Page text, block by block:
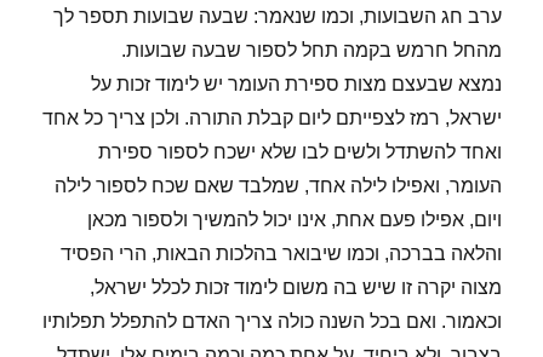
ערב חג השבועות, וכמו שנאמר: שבעה שבועות תספר לך
מהחל חרמש בקמה תחל לספור שבעה שבועות.
נמצא שבעצם מצות ספירת העומר יש לימוד זכות על
ישראל, רמז לצפייתם ליום קבלת התורה. ולכן צריך כל אחד
ואחד להשתדל ולשים לבו שלא ישכח לספור ספירת
העומר, ואפילו לילה אחד, שמלבד שאם שכח לספור לילה
ויום, אפילו פעם אחת, אינו יכול להמשיך ולספור מכאן
והלאה בברכה, וכמו שיבואר בהלכות הבאות, הרי הפסיד
מצוה יקרה זו שיש בה משום לימוד זכות לכלל ישראל,
וכאמור. ואם בכל השנה כולה צריך האדם להתפלל תפלותיו